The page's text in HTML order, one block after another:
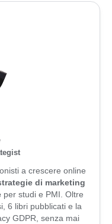
a crescere online
di marketing
per studi e PMI. Oltre
6 libri pubblicati e la
GDPR, senza mai